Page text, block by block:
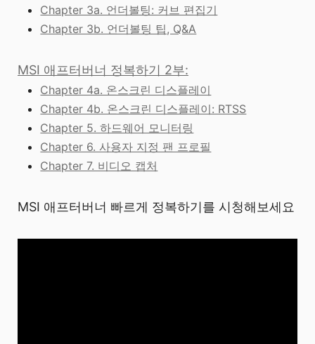
Chapter 3a. 언더볼팅: 커브 편집기
Chapter 3b. 언더볼팅 팁, Q&A
MSI 애프터버너 정복하기 2부:
Chapter 4a. 온스크린 디스플레이
Chapter 4b. 온스크린 디스플레이: RTSS
Chapter 5. 하드웨어 모니터링
Chapter 6. 사용자 지정 팬 프로필
Chapter 7. 비디오 캡처
MSI 애프터버너 빠르게 정복하기를 시청해보세요